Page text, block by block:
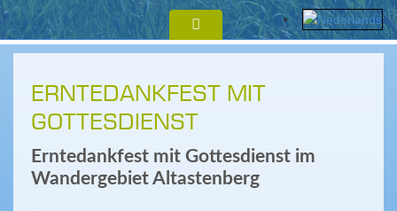
ERNTEDANKFEST MIT
GOTTESDIENST
Erntedankfest mit Gottesdienst im
Wandergebiet Altastenberg